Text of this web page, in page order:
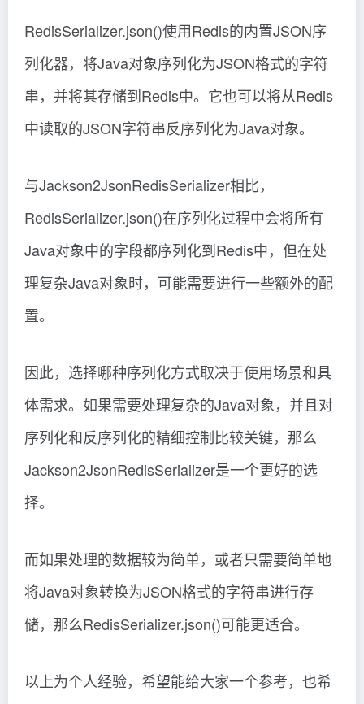
RedisSerializer.json()使用Redis的内置JSON序
列化器，将Java对象序列化为JSON格式的字符
串，并将其存储到Redis中。它也可以将从Redis
中读取的JSON字符串反序列化为Java对象。
与Jackson2JsonRedisSerializer相比，
RedisSerializer.json()在序列化过程中会将所有
Java对象中的字段都序列化到Redis中，但在处
理复杂Java对象时，可能需要进行一些额外的配
置。
因此，选择哪种序列化方式取决于使用场景和具
体需求。如果需要处理复杂的Java对象，并且对
序列化和反序列化的精细控制比较关键，那么
Jackson2JsonRedisSerializer是一个更好的选
择。
而如果处理的数据较为简单，或者只需要简单地
将Java对象转换为JSON格式的字符串进行存
储，那么RedisSerializer.json()可能更适合。
以上为个人经验，希望能给大家一个参考，也希